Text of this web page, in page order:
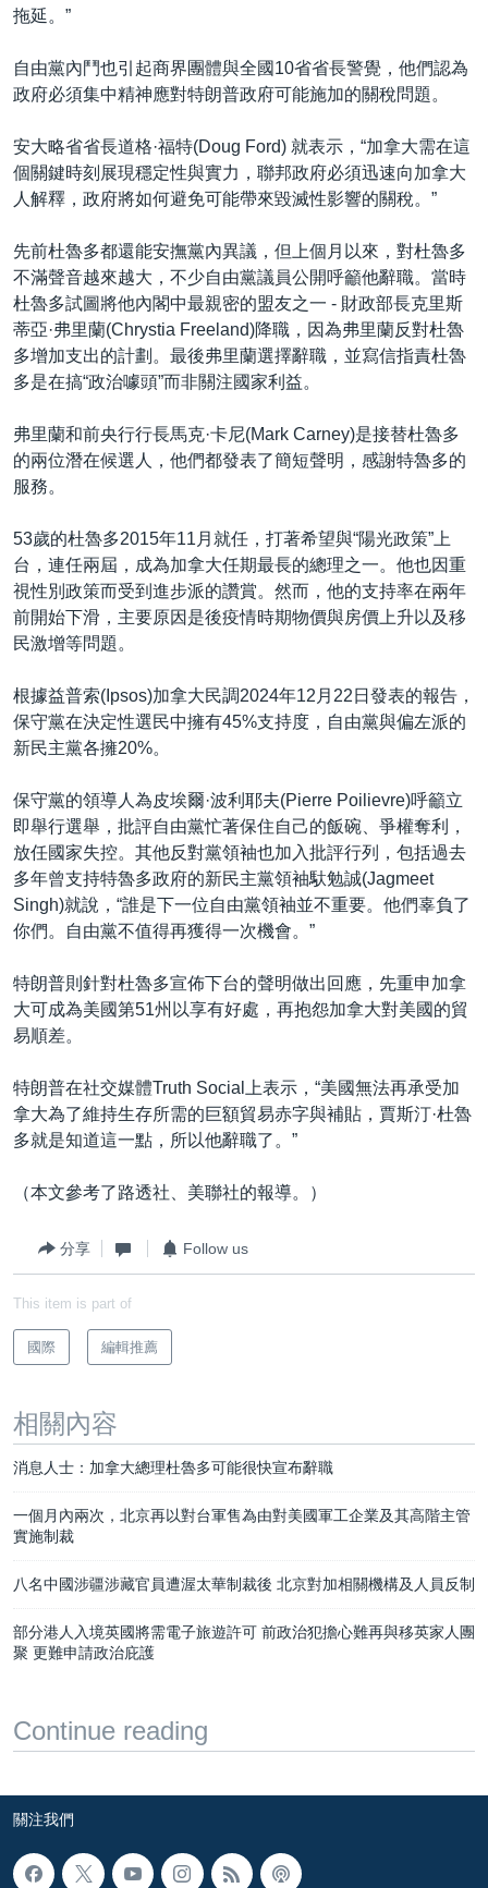
拖延。”
自由黨內鬥也引起商界團體與全國10省省長警覺，他們認為
政府必須集中精神應對特朗普政府可能施加的關稅問題。
安大略省省長道格·福特(Doug Ford) 就表示，“加拿大需在這
個關鍵時刻展現穩定性與實力，聯邦政府必須迅速向加拿大
人解釋，政府將如何避免可能帶來毀滅性影響的關稅。”
先前杜魯多都還能安撫黨內異議，但上個月以來，對杜魯多
不滿聲音越來越大，不少自由黨議員公開呼籲他辭職。當時
杜魯多試圖將他內閣中最親密的盟友之一 - 財政部長克里斯
蒂亞·弗里蘭(Chrystia Freeland)降職，因為弗里蘭反對杜魯
多增加支出的計劃。最後弗里蘭選擇辭職，並寫信指責杜魯
多是在搞“政治噱頭”而非關注國家利益。
弗里蘭和前央行行長馬克·卡尼(Mark Carney)是接替杜魯多
的兩位潛在候選人，他們都發表了簡短聲明，感謝特魯多的
服務。
53歲的杜魯多2015年11月就任，打著希望與“陽光政策”上
台，連任兩屆，成為加拿大任期最長的總理之一。他也因重
視性別政策而受到進步派的讚賞。然而，他的支持率在兩年
前開始下滑，主要原因是後疫情時期物價與房價上升以及移
民激增等問題。
根據益普索(Ipsos)加拿大民調2024年12月22日發表的報告，
保守黨在決定性選民中擁有45%支持度，自由黨與偏左派的
新民主黨各擁20%。
保守黨的領導人為皮埃爾·波利耶夫(Pierre Poilievre)呼籲立
即舉行選舉，批評自由黨忙著保住自己的飯碗、爭權奪利，
放任國家失控。其他反對黨領袖也加入批評行列，包括過去
多年曾支持特魯多政府的新民主黨領袖馱勉誠(Jagmeet
Singh)就說，“誰是下一位自由黨領袖並不重要。他們辜負了
你們。自由黨不值得再獲得一次機會。”
特朗普則針對杜魯多宣佈下台的聲明做出回應，先重申加拿
大可成為美國第51州以享有好處，再抱怨加拿大對美國的貿
易順差。
特朗普在社交媒體Truth Social上表示，“美國無法再承受加
拿大為了維持生存所需的巨額貿易赤字與補貼，賈斯汀·杜魯
多就是知道這一點，所以他辭職了。”
（本文參考了路透社、美聯社的報導。）
分享 Follow us
This item is part of
國際 編輯推薦
相關內容
消息人士：加拿大總理杜魯多可能很快宣布辭職
一個月內兩次，北京再以對台軍售為由對美國軍工企業及其高階主管
實施制裁
八名中國涉疆涉藏官員遭渥太華制裁後 北京對加相關機構及人員反制
部分港人入境英國將需電子旅遊許可 前政治犯擔心難再與移英家人團
聚 更難申請政治庇護
Continue reading
關注我們